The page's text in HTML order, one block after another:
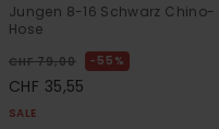
Jungen 8-16 Schwarz Chino-
Hose
CHF 79,00 55%
CHF 35,55
SALE